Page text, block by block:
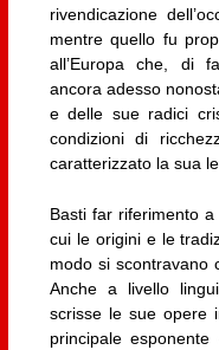
rivendicazione
mentre quello fu
all’Europa che, di
ancora adesso
e delle sue radici
condizioni di
caratterizzato la sua
Basti far riferimento
cui le origini e le
modo si scontravano
Anche a livello
scrisse le sue opere
principale